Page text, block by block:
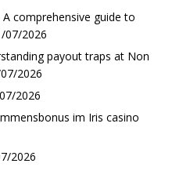
comprehensive guide to
07/2026
payout traps at Non
2026
2026
im Iris casino
2026